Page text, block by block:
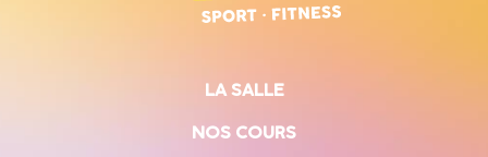
LA SALLE
NOS COURS